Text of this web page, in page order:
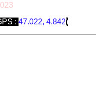
: 47.022, 4.842)